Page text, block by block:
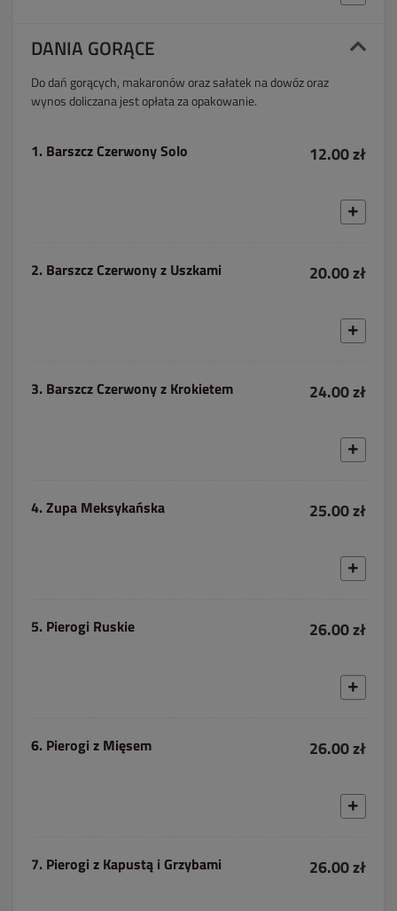
DANIA GORĄCE
Do dań gorących, makaronów oraz sałatek na dowóz oraz
wynos doliczana jest opłata za opakowanie.
1. Barszcz Czerwony Solo 12.00 zł
2. Barszcz Czerwony z Uszkami 20.00 zł
3. Barszcz Czerwony z Krokietem 24.00 zł
4. Zupa Meksykańska 25.00 zł
5. Pierogi Ruskie 26.00 zł
6. Pierogi z Mięsem 26.00 zł
7. Pierogi z Kapustą i Grzybami 26.00 zł